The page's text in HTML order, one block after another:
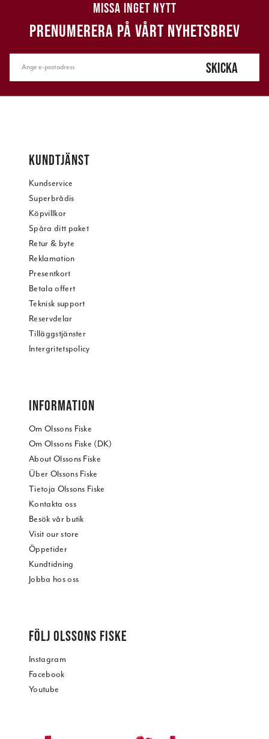
MISSA INGET NYTT
PRENUMERERA PÅ VÅRT NYHETSBREV
SKICKA
KUNDTJÄNST
Kundservice
Superbrådis
Köpvillkor
Spåra ditt paket
Retur & byte
Reklamation
Presentkort
Betala offert
Teknisk support
Reservdelar
Tilläggstjänster
Intergritetspolicy
INFORMATION
Om Olssons Fiske
Om Olssons Fiske (DK)
About Olssons Fiske
Über Olssons Fiske
Tietoja Olssons Fiske
Kontakta oss
Besök vår butik
Visit our store
Öppetider
Kundtidning
Jobba hos oss
FÖLJ OLSSONS FISKE
Instagram
Facebook
Youtube